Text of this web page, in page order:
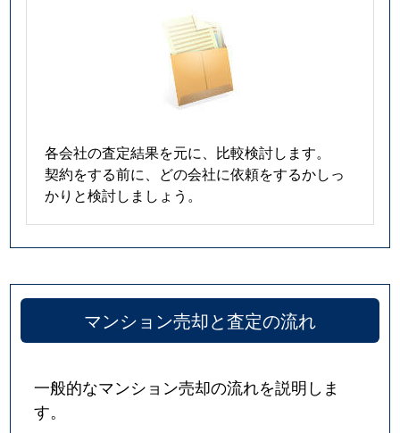
各会社の査定結果を元に、比較検討します。
契約をする前に、どの会社に依頼をするかしっ
かりと検討しましょう。
マンション売却と査定の流れ
一般的なマンション売却の流れを説明しま
す。